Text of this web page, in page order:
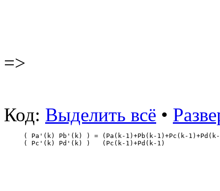
=>
Код: Выделить всё •
( Pa'(k) Pb'(k) ) = (Pa(k-1)+Pb(k-1)+Pc(k-
( Pc'(k) Pd'(k) )   (Pc(k-1)+Pd(k-1)